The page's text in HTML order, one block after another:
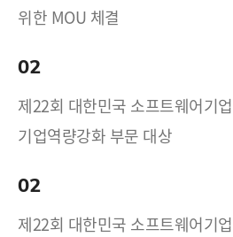
위한 MOU 체결
02
제22회 대한민국 소프트웨어기
기업역량강화 부문 대상
02
제22회 대한민국 소프트웨어기